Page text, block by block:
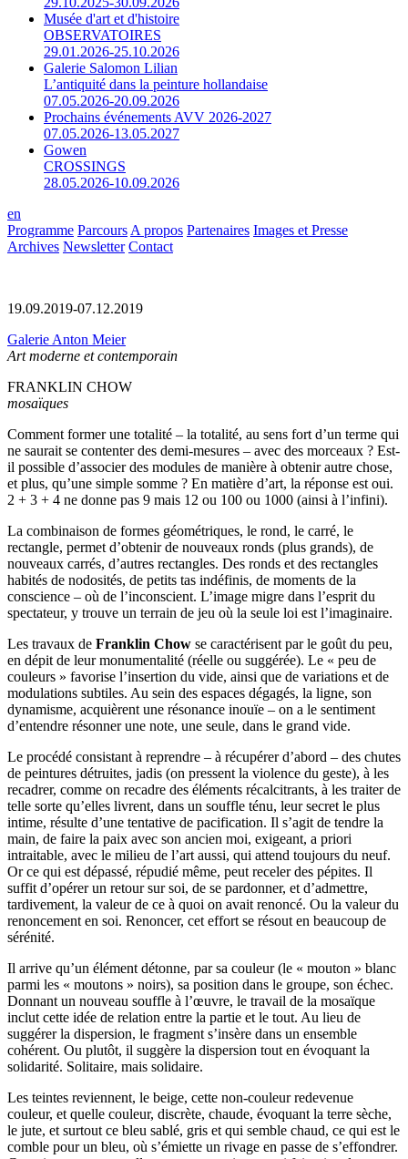
Musée d'art et d'histoire
OBSERVATOIRES
29.01.2026-25.10.2026
Galerie Salomon Lilian
L’antiquité dans la peinture hollandaise
07.05.2026-20.09.2026
Prochains événements AVV 2026-2027
07.05.2026-13.05.2027
Gowen
CROSSINGS
28.05.2026-10.09.2026
en
Programme Parcours A propos Partenaires Images et Presse
Archives Newsletter Contact
19.09.2019-07.12.2019
Galerie Anton Meier
Art moderne et contemporain
FRANKLIN CHOW
mosaïques
Comment former une totalité – la totalité, au sens fort d’un terme qui
ne saurait se contenter des demi-mesures – avec des morceaux ? Est-
il possible d’associer des modules de manière à obtenir autre chose,
et plus, qu’une simple somme ? En matière d’art, la réponse est oui.
2 + 3 + 4 ne donne pas 9 mais 12 ou 100 ou 1000 (ainsi à l’infini).
La combinaison de formes géométriques, le rond, le carré, le
rectangle, permet d’obtenir de nouveaux ronds (plus grands), de
nouveaux carrés, d’autres rectangles. Des ronds et des rectangles
habités de nodosités, de petits tas indéfinis, de moments de la
conscience – où de l’inconscient. L’image migre dans l’esprit du
spectateur, y trouve un terrain de jeu où la seule loi est l’imaginaire.
Les travaux de Franklin Chow se caractérisent par le goût du peu,
en dépit de leur monumentalité (réelle ou suggérée). Le « peu de
couleurs » favorise l’insertion du vide, ainsi que de variations et de
modulations subtiles. Au sein des espaces dégagés, la ligne, son
dynamisme, acquièrent une résonance inouïe – on a le sentiment
d’entendre résonner une note, une seule, dans le grand vide.
Le procédé consistant à reprendre – à récupérer d’abord – des chutes
de peintures détruites, jadis (on pressent la violence du geste), à les
recadrer, comme on recadre des éléments récalcitrants, à les traiter de
telle sorte qu’elles livrent, dans un souffle ténu, leur secret le plus
intime, résulte d’une tentative de pacification. Il s’agit de tendre la
main, de faire la paix avec son ancien moi, exigeant, a priori
intraitable, avec le milieu de l’art aussi, qui attend toujours du neuf.
Or ce qui est dépassé, répudié même, peut receler des pépites. Il
suffit d’opérer un retour sur soi, de se pardonner, et d’admettre,
tardivement, la valeur de ce à quoi on avait renoncé. Ou la valeur du
renoncement en soi. Renoncer, cet effort se résout en beaucoup de
sérénité.
Il arrive qu’un élément détonne, par sa couleur (le « mouton » blanc
parmi les « moutons » noirs), sa position dans le groupe, son échec.
Donnant un nouveau souffle à l’œuvre, le travail de la mosaïque
inclut cette idée de relation entre la partie et le tout. Au lieu de
suggérer la dispersion, le fragment s’insère dans un ensemble
cohérent. Ou plutôt, il suggère la dispersion tout en évoquant la
solidarité. Solitaire, mais solidaire.
Les teintes reviennent, le beige, cette non-couleur redevenue
couleur, et quelle couleur, discrète, chaude, évoquant la terre sèche,
le jute, et surtout ce bleu sablé, gris et qui semble chaud, ce qui est le
comble pour un bleu, où s’émiette un rivage en passe de s’effondrer.